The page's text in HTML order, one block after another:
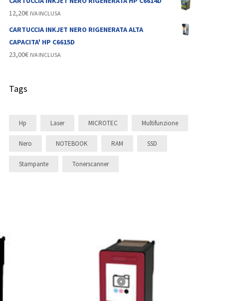
12,20€ IVA INCLUSA
CARTUCCIA INKJET NERO RIGENERATA ALTA
CAPACITA' HP C6615D
23,00€ IVA INCLUSA
Tags
Hp Laser MICROTEC Multifunzione
Nero NOTEBOOK RAM SSD
Stampante Tonerscanner